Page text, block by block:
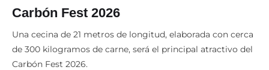
Carbón Fest 2026
Una cecina de 21 metros de longitud, elaborada con cerca
de 300 kilogramos de carne, será el principal atractivo del
Carbón Fest 2026.